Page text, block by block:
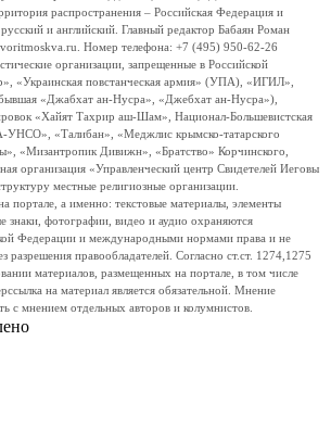
распространения – Российская Федерация и
и английский. Главный редактор Бабаян Роман
Номер телефона: +7 (495) 950-62-26
организации, запрещенные в Российской
«Украинская повстанческая армия» (УПА), «ИГИЛ»,
«Джабхат ан-Нусра», «Джебхат ан-Нусра»),
«Хайят Тахрир аш-Шам», Национал-Большевистская
«Талибан», «Меджлис крымско-татарского
«Мизантропик Дивижн», «Братство» Корчинского,
организация «Управленческий центр Свидетелей Иеговы
местные религиозные организации.
портале, а именно: текстовые материалы, элементы
знаки, фотографии, видео и аудио охраняются
Федерации и международными нормами права и не
разрешения правообладателей. Согласно ст.ст. 1274,1275
материалов, размещенных на портале, в том числе
на материал является обязательной. Мнение
с мнением отдельных авторов и колумнистов.